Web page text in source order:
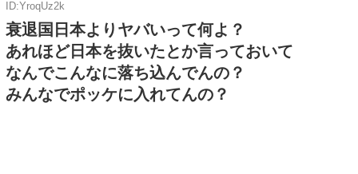
ID:YroqUz2k
衰退国日本よりヤバいって何よ？
あれほど日本を抜いたとか言っておいて
なんでこんなに落ち込んでんの？
みんなでポッケに入れてんの？